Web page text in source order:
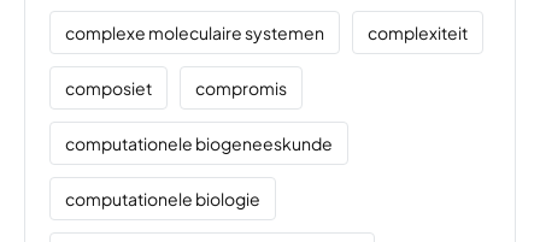
complexe moleculaire systemen complexiteit
composiet compromis
computationele biogeneeskunde
computationele biologie